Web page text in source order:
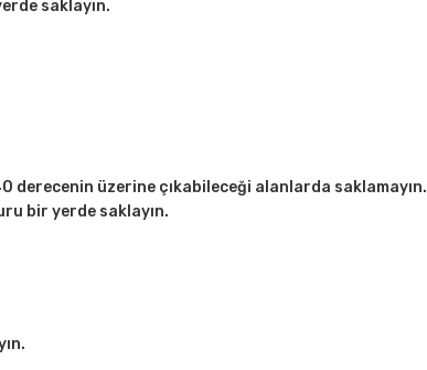
saklayın.
derecenin üzerine çıkabileceği alanlarda saklamayın.
bir yerde saklayın.